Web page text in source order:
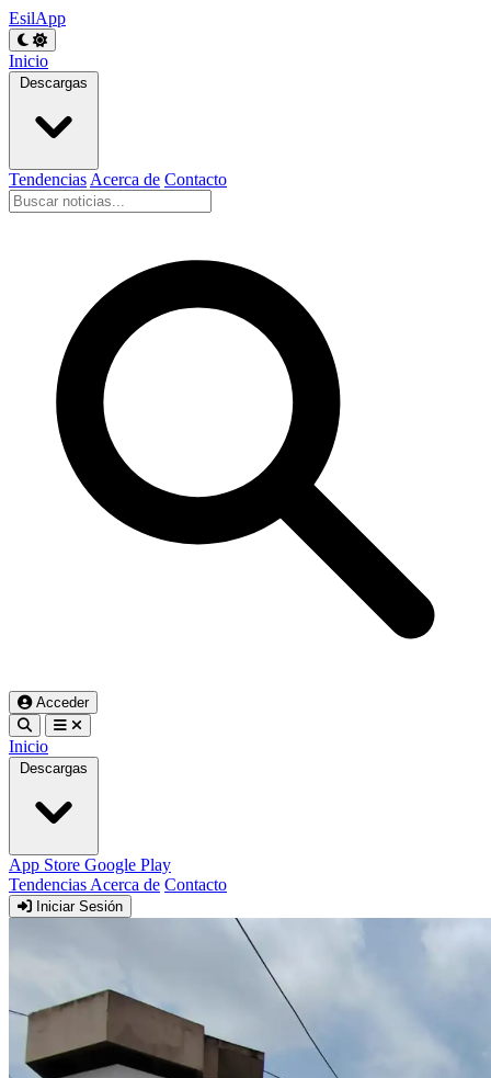
EsilApp
Inicio
Descargas
Tendencias Acerca de Contacto
Acceder
Inicio
Descargas
App Store Google Play
Tendencias Acerca de Contacto
Iniciar Sesión